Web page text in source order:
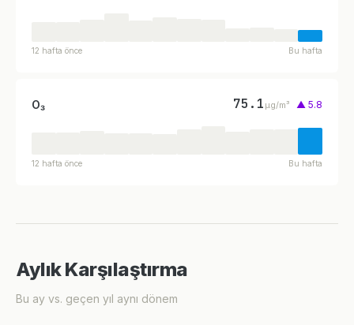
12 hafta önce Bu hafta
O₃ 75.1 µg/m³ ▲ 5.8
12 hafta önce Bu hafta
Aylık Karşılaştırma
Bu ay vs. geçen yıl aynı dönem